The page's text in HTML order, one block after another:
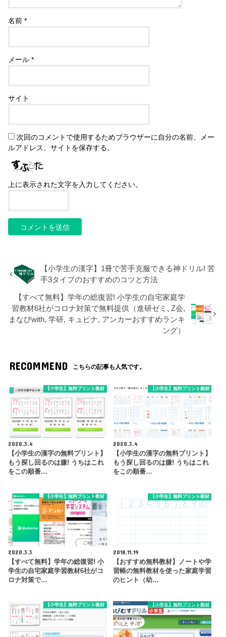
名前*
メール*
サイト
次回のコメントで使用するためブラウザーに自分の名前、メー
ルアドレス、サイトを保存する。
上に表示された文字を入力してください。
【小学生の漢字】1冊で苦手克服できる神ドリル! 苦
手3タイプのおすすめのコツと方法
【すべて無料】学年の総復習! 小学生の自宅家庭学
習教材6社がコロナ対策で無料提供（進研ゼミ, Z会,
まなびwith, 学研, キュビナ, アンカーおすすめランキ
ング）
RECOMMEND こちらの記事も人気です。
【小学生】無料プリント教材
2020.3.4
【小学生の漢字の無料プリント】
もう探し回るのは嫌! うちはこれ
をこの順番…
【小学生】無料プリント教材
2020.3.4
【小学生の漢字の無料プリント】
もう探し回るのは嫌! うちはこれ
をこの順番…
【小学生】無料プリント教材
2020.3.3
【すべて無料】学年の総復習! 小
学生の自宅家庭学習教材6社がコ
ロナ対策で…
【小学生】無料プリント教材
2018.11.19
【おすすめ無料教材】ノートや学
習帳の無料教材を使った家庭学習
のヒント（幼…
【小学生】無料プリント教材 【小学生】無料プリント教材